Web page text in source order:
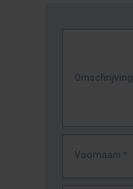
Omschrijving
Voornaam *